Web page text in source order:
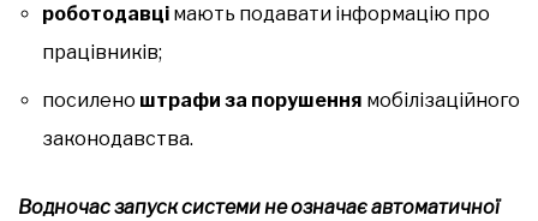
роботодавці мають подавати інформацію про
працівників;
посилено штрафи за порушення мобілізаційного
законодавства.
Водночас запуск системи не означає автоматичної